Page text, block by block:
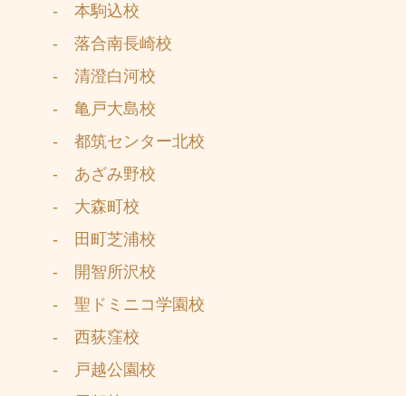
- 本駒込校
- 落合南長崎校
- 清澄白河校
- 亀戸大島校
- 都筑センター北校
- あざみ野校
- 大森町校
- 田町芝浦校
- 開智所沢校
- 聖ドミニコ学園校
- 西荻窪校
- 戸越公園校